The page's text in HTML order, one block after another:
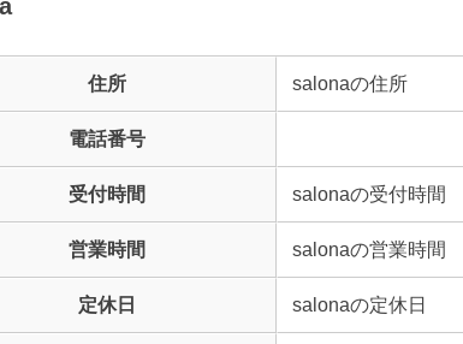
住所 salonaの住所
電話番号
受付時間 salonaの受付時間
営業時間 salonaの営業時間
定休日 salonaの定休日